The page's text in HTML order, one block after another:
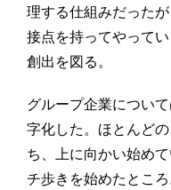
理する仕組みだった
接点を持ってやって
創出を図る。
グループ企業につい
字化した。ほとんど
ち、上に向かい始め
チ歩きを始めたとこ